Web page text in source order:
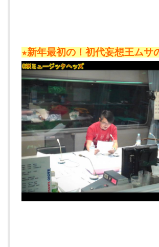
★新年最初の！初代妄想王ムサ